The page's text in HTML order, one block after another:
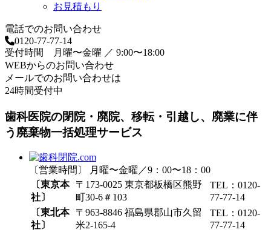
お見積もり
電話でのお問い合わせ
0120-77-77-14
受付時間 月曜〜金曜 ／ 9:00〜18:00
WEBからのお問い合わせ
メールでのお問い合わせは
24時間受付中
歯科医院の閉院・廃院、移転・引越し、廃業に伴
う廃棄物一括処理サービス
〔営業時間〕 月曜〜金曜／9：00〜18：00
〔東京本
社〕
〒173-0025 東京都板橋区熊野
町30-6＃103
TEL：0120-
77-77-14
〔東北本
社〕
〒963-8846 福島県郡山市久留
米2-165-4
TEL：0120-
77-77-14